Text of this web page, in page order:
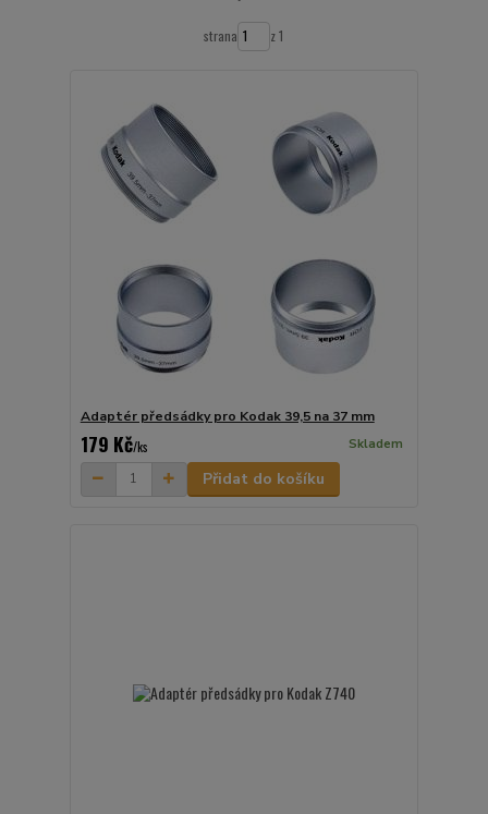
strana z 1
Adaptér předsádky pro Kodak 39,5 na 37 mm
179 Kč/ks Skladem
Přidat do košíku